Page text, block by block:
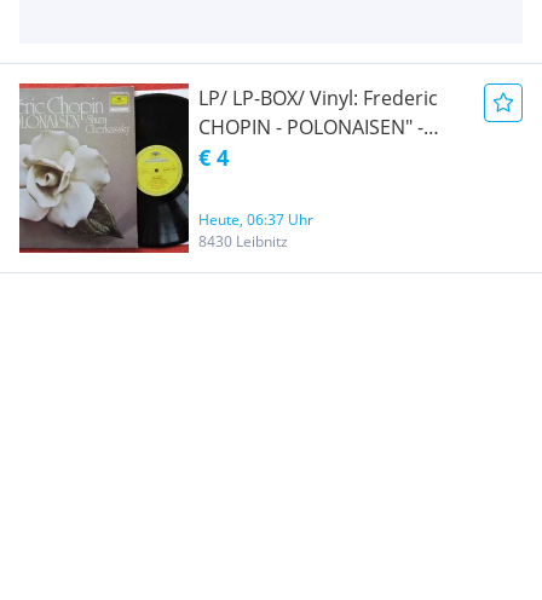
LP/ LP-BOX/ Vinyl: Frederic
CHOPIN - POLONAISEN" -
Klavier: Shura CHERKASSKY/
PREISREDUKTION um 25 %!
€ 4
Heute, 06:37 Uhr
8430 Leibnitz